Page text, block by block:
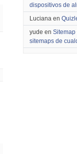
dispositivos de
Luciana en
yude en Sitemap
sitemaps de